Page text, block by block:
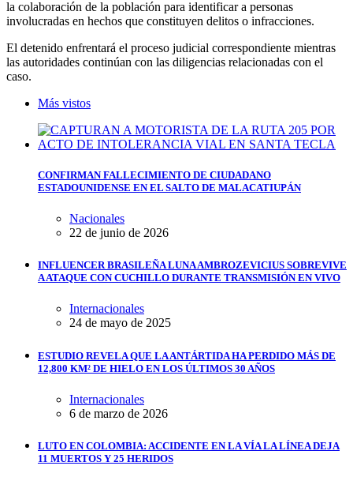
la colaboración de la población para identificar a personas
involucradas en hechos que constituyen delitos o infracciones.
El detenido enfrentará el proceso judicial correspondiente mientras
las autoridades continúan con las diligencias relacionadas con el
caso.
Más vistos
CONFIRMAN FALLECIMIENTO DE CIUDADANO
ESTADOUNIDENSE EN EL SALTO DE MALACATIUPÁN
Nacionales
22 de junio de 2026
INFLUENCER BRASILEÑA LUNA AMBROZEVICIUS SOBREVIVE
A ATAQUE CON CUCHILLO DURANTE TRANSMISIÓN EN VIVO
Internacionales
24 de mayo de 2025
ESTUDIO REVELA QUE LA ANTÁRTIDA HA PERDIDO MÁS DE
12,800 KM² DE HIELO EN LOS ÚLTIMOS 30 AÑOS
Internacionales
6 de marzo de 2026
LUTO EN COLOMBIA: ACCIDENTE EN LA VÍA LA LÍNEA DEJA
11 MUERTOS Y 25 HERIDOS